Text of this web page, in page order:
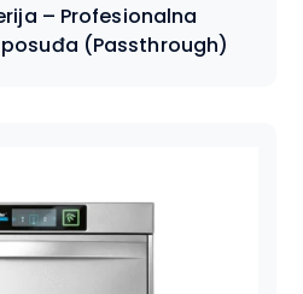
– Profesionalna
(Passthrough)